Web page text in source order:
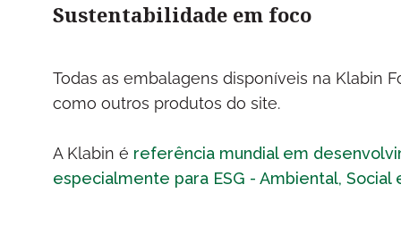
Sustentabilidade em foco
Todas as embalagens disponíveis na Klabin
como outros produtos do site.
A Klabin é referência mundial em
especialmente para ESG - Ambiental, Social